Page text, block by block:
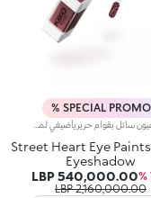
SPECIAL PROMO %
Street Heart Eye
Eyeshadow
540,000.00 LBP
2,160,000.00 LBP